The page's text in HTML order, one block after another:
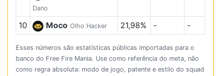
Dano
10 Moco Olho Hacker 21,98% - -
Esses números são estatísticas públicas importadas para o
banco do Free Fire Mania. Use como referência do meta, não
como regra absoluta: modo de jogo, patente e estilo do squad